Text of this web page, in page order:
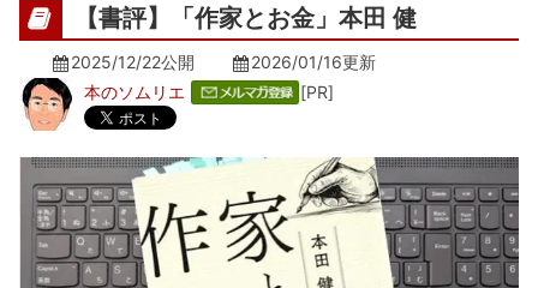
【書評】「作家とお金」本田 健
2025/12/22公開 2026/01/16更新
本のソムリエ
[PR]